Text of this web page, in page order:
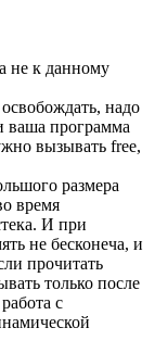
не к данному
надо
ваша программа
вызывать free,
размера
время
И при
не бесконеча, и
прочитать
только после
с